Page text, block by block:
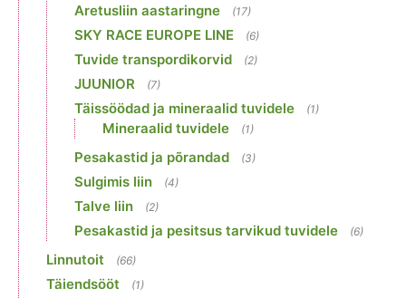
Aretusliin aastaringne (17)
SKY RACE EUROPE LINE (6)
Tuvide transpordikorvid (2)
JUUNIOR (7)
Täissöödad ja mineraalid tuvidele (1)
Mineraalid tuvidele (1)
Pesakastid ja põrandad (3)
Sulgimis liin (4)
Talve liin (2)
Pesakastid ja pesitsus tarvikud tuvidele (6)
Linnutoit (66)
Täiendsööt (1)